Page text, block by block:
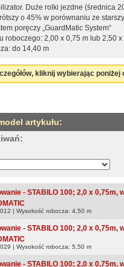
Duże rolki jezdne (średnica
o 45% w porównaniu ze
poręczy „GuardMatic System“
roboczego: 2,00 x 0,75 m lub 2,50 x
do 14,40 m
kliknij wybierając poniżej
artykułu:
- STABILO 100; 2,0 x 0,75m,
| Wysokość robocza: 4,50 m
- STABILO 100; 2,0 x 0,75m,
| Wysokość robocza: 5,50 m
- STABILO 100; 2,0 x 0,75m,